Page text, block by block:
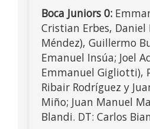
Boca Juniors 0:
Cristian Erbes, Daniel
Méndez), Guillermo
Emanuel Insúa; Joel
Emmanuel Gigliotti),
Ribair Rodríguez y
Miño; Juan Manuel
Blandi. DT: Carlos